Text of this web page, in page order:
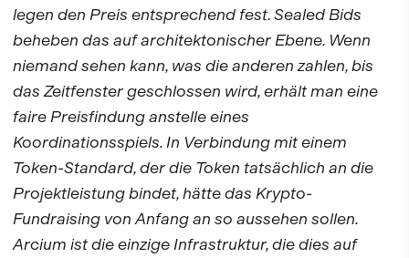
legen den Preis entsprechend fest. Sealed Bids
beheben das auf architektonischer Ebene. Wenn
niemand sehen kann, was die anderen zahlen, bis
das Zeitfenster geschlossen wird, erhält man eine
faire Preisfindung anstelle eines
Koordinationsspiels. In Verbindung mit einem
Token-Standard, der die Token tatsächlich an die
Projektleistung bindet, hätte das Krypto-
Fundraising von Anfang an so aussehen sollen.
Arcium ist die einzige Infrastruktur, die dies auf